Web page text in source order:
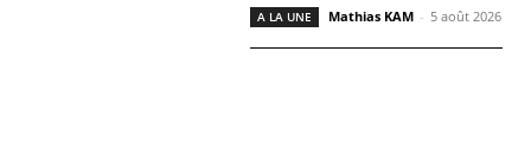
A LA UNE Mathias KAM - 5 août 2026